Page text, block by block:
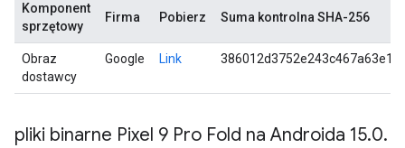
Komponent
sprzętowy
Firma Pobierz Suma kontrolna SHA-256
Obraz
dostawcy
Google Link
pliki binarne Pixel 9 Pro Fold na Androida 15.0.